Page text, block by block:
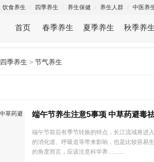
饮食养生 四季养生 养生保健 养生人群 中医养
首页 春季养生 夏季养生 秋季养生
四季养生 > 节气养生
端午节养生注意5事项 中草药避毒
端午节前后有季节转换的特点，长江流域将进
的消化道、呼吸道等带来影响，也是比较容易
的角度而言，应该注意科学养……...